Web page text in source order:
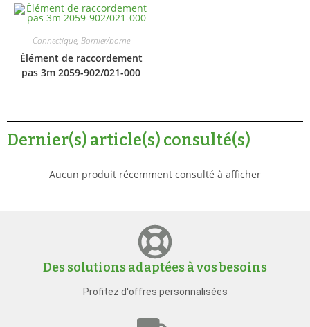
Connectique, Bornier/borne
Élément de raccordement
pas 3m 2059-902/021-000
Dernier(s) article(s) consulté(s)
Aucun produit récemment consulté à afficher
Des solutions adaptées à vos besoins
Profitez d'offres personnalisées